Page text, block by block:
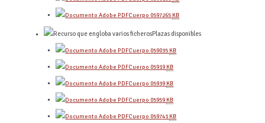
Cuerpo 0597265 KB
Plazas disponibles
Cuerpo 059035 KB
Cuerpo 05919 KB
Cuerpo 05939 KB
Cuerpo 05959 KB
Cuerpo 059741KB